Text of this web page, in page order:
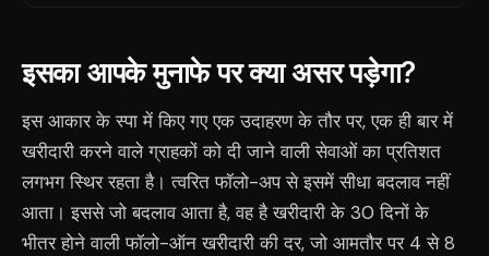
इसका आपके मुनाफे पर क्या असर पड़ेगा?
इस आकार के स्पा में किए गए एक उदाहरण के तौर पर, एक ही बार में
खरीदारी करने वाले ग्राहकों को दी जाने वाली सेवाओं का प्रतिशत
लगभग स्थिर रहता है। त्वरित फॉलो-अप से इसमें सीधा बदलाव नहीं
आता। इससे जो बदलाव आता है, वह है खरीदारी के 30 दिनों के
भीतर होने वाली फॉलो-ऑन खरीदारी की दर, जो आमतौर पर 4 से 8